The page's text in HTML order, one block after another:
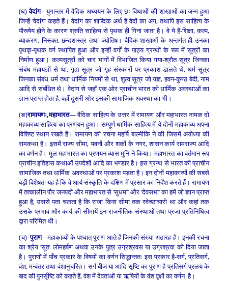
(घ)वेदांग-- युगान्तर में वैदिक अध्ययन के लिए छः विधाओं की शाखाओं का जन्म हुआ
जिन्हें ‘वेदांग’ कहते हैं। वेदांग का शाब्दिक अर्थ है वेदों का अंग, तथापि इस साहित्य के
पौरूषेय होने के कारण श्रुति साहित्य से पृथक ही गिना जाता है। वे ये हैं-शिक्षा, कल्प,
व्याकरण, निरूक्त, छन्दशास्त्र तथा ज्योतिष। वैदिक शाखाओं के अन्तर्गत ही उनका
पृथकृ-पृथक वर्ग स्थापित हुआ और इन्हीं वर्गों के पाठ्य ग्रन्थों के रूप में सूत्रों का
निर्माण हुआ। कल्पसूत्रों को चार भागों में विभाजित किया गया-श्रौत सूत्र जिनका
संबंध महायज्ञों से था, गृह्य सूत्र जो गृह संस्कारों पर प्रकाश डालते थे, धर्म सूत्र
जिनका संबंध धर्म तथा धार्मिक नियमों से था, शुल्व सूत्र जो यज्ञ, हवन-कुण्ठ बेदी, नाम
आदि से संबंधित थे। वेदांग से जहाँ एक ओर प्राचीन भारत की धार्मिक अवस्थाओं का
ज्ञान प्राप्त होता है, वहाँ दूसरी ओर इसकी सामाजिक अवस्था का भी।
(ङ)रामायणः,महाभारत— वैदिक साहित्य के उत्तर में रामायण और महाभारत नामक दो
महाकाव्य साहित्य का प्रणयन हुआ। सम्पूर्ण धार्मिक साहित्य में ये दोनों महाकाव्य अपना
विशिष्ट स्थान रखते हैं। रामायण की रचना महर्षि बाल्मीकि ने की जिसमें अयोध्या की
रामकथा है। इसमें राज्य सीमा, यवनों और शकों के नगर, शासन कार्य रामराज्य आदि
का वर्णन है। मूल महाभारत का प्रणयन व्यास मुनि ने किया। महाभारत का वर्तमान रूप
प्राचीन इतिहास कथाओं उपदेशों आदि का भण्डार है। इस ग्रन्थ से भारत की प्राचीन
सामाजिक तथा धार्मिक अवस्थाओं पर प्रकाश पड़ता है। इन दोनों महाकाव्यों की सबसे
बड़ी विशेषता यह है कि वे आर्य संस्कृति के दक्षिण में प्रसार का निर्देश करते हैं। रामायण
में तत्कालीन पौर जनपदों और महाभारत से ‘सुधमां’ और ‘देवसभा’ का हमें जो ज्ञान प्राप्त
हुआ है, उससे पता चलता है कि राजा किस सीमा तक स्वेच्छाचारी था और कहां तक
उसके प्रभाव और कार्य की सीमायें इन राजनीतिक संस्थाओं तथा प्रजा प्रतिनिधित्व
द्वारा परिमित थी।
(च)पुराण– महाकाव्यों के पश्चात् पुराण आते हैं जिनकी संख्या अठारह है। इनकी रचना
का श्रेय ‘सूत’ लोमहर्षण अथवा उनके पुत्र उग्रश्रवस या उग्रश्रवा को दिया जाता
है। पुराणों में पाँच प्रकार के विषयों का वर्णन सिद्धान्ततः इस प्रकार है-सर्ग, प्रतिसर्ग,
वंश, मन्वंतर तथा वंशानुचरित। सर्ग बीज या आदि सृष्टि का पुराण है प्रतिसर्ग प्रलय के
बाद की पुनर्सृष्टि को कहते हैं, वंश में देवताओं या ऋषियों के वंश वृक्षों का वर्णन है।